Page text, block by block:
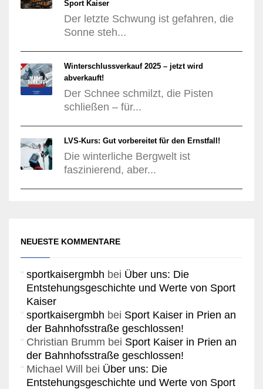
Sport Kaiser
Der letzte Schwung ist gefahren, die
Sonne steh...
Winterschlussverkauf 2025 – jetzt wird
abverkauft!
Der Schnee schmilzt, die Pisten
schließen – für...
LVS-Kurs: Gut vorbereitet für den Ernstfall!
Die winterliche Bergwelt ist
faszinierend, aber...
NEUESTE KOMMENTARE
sportkaisergmbh bei Über uns: Die
Entstehungsgeschichte und Werte von Sport
Kaiser
sportkaisergmbh bei Sport Kaiser in Prien an
der Bahnhofsstraße geschlossen!
Christian Brumm bei Sport Kaiser in Prien an
der Bahnhofsstraße geschlossen!
Michael Will bei Über uns: Die
Entstehungsgeschichte und Werte von Sport